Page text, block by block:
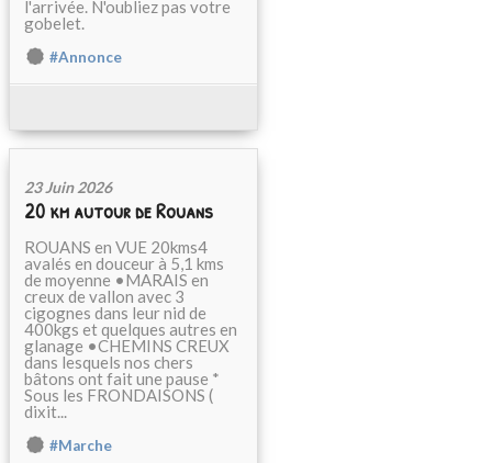
l'arrivée. N'oubliez pas votre
gobelet.
#Annonce
23 Juin 2026
20 km autour de Rouans
ROUANS en VUE 20kms4
avalés en douceur à 5,1 kms
de moyenne •MARAIS en
creux de vallon avec 3
cigognes dans leur nid de
400kgs et quelques autres en
glanage •CHEMINS CREUX
dans lesquels nos chers
bâtons ont fait une pause *
Sous les FRONDAISONS (
dixit...
#Marche